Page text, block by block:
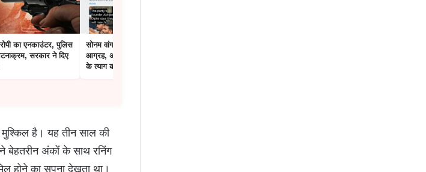
का एनकाउंटर, पुलिस
सरकार ने दिए
सोनम वांगचुक से अनशन खत्म करने का
आग्रह, अखिलेश बोले- भाजपा को किसी
के त्याग की परवाह नहीं
मुश्किल है। यह तीन साल की
बेहतरीन अंकों के साथ रनिंग
होने का सपना देखता था।